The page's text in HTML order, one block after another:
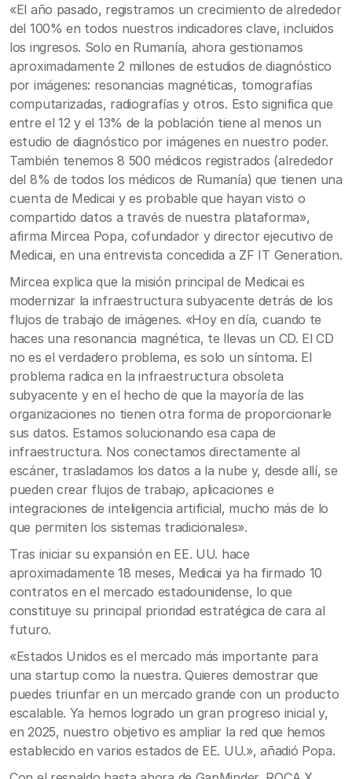
«El año pasado, registramos un crecimiento de alrededor
del 100% en todos nuestros indicadores clave, incluidos
los ingresos. Solo en Rumanía, ahora gestionamos
aproximadamente 2 millones de estudios de diagnóstico
por imágenes: resonancias magnéticas, tomografías
computarizadas, radiografías y otros. Esto significa que
entre el 12 y el 13% de la población tiene al menos un
estudio de diagnóstico por imágenes en nuestro poder.
También tenemos 8 500 médicos registrados (alrededor
del 8% de todos los médicos de Rumanía) que tienen una
cuenta de Medicai y es probable que hayan visto o
compartido datos a través de nuestra plataforma»,
afirma Mircea Popa, cofundador y director ejecutivo de
Medicai, en una entrevista concedida a ZF IT Generation.
Mircea explica que la misión principal de Medicai es
modernizar la infraestructura subyacente detrás de los
flujos de trabajo de imágenes. «Hoy en día, cuando te
haces una resonancia magnética, te llevas un CD. El CD
no es el verdadero problema, es solo un síntoma. El
problema radica en la infraestructura obsoleta
subyacente y en el hecho de que la mayoría de las
organizaciones no tienen otra forma de proporcionarle
sus datos. Estamos solucionando esa capa de
infraestructura. Nos conectamos directamente al
escáner, trasladamos los datos a la nube y, desde allí, se
pueden crear flujos de trabajo, aplicaciones e
integraciones de inteligencia artificial, mucho más de lo
que permiten los sistemas tradicionales».
Tras iniciar su expansión en EE. UU. hace
aproximadamente 18 meses, Medicai ya ha firmado 10
contratos en el mercado estadounidense, lo que
constituye su principal prioridad estratégica de cara al
futuro.
«Estados Unidos es el mercado más importante para
una startup como la nuestra. Quieres demostrar que
puedes triunfar en un mercado grande con un producto
escalable. Ya hemos logrado un gran progreso inicial y,
en 2025, nuestro objetivo es ampliar la red que hemos
establecido en varios estados de EE. UU.», añadió Popa.